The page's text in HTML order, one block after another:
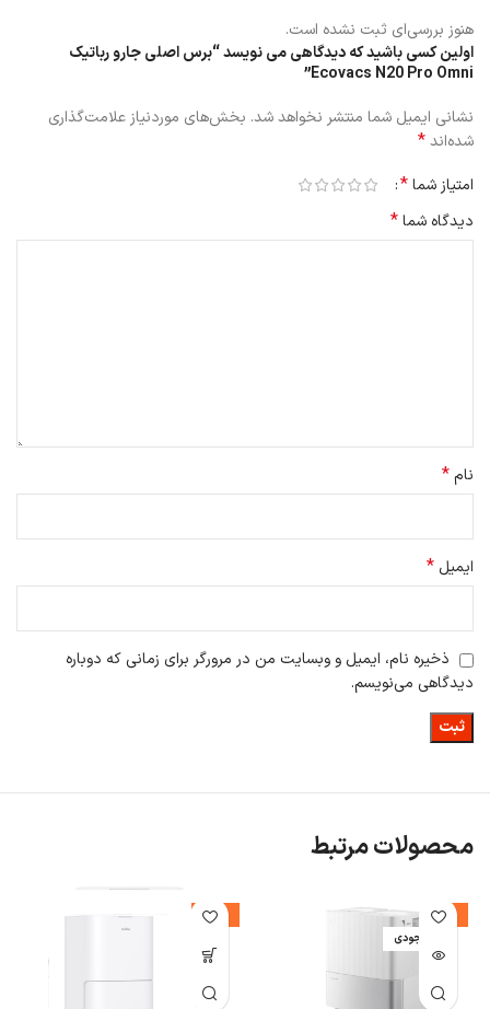
هنوز بررسی‌ای ثبت نشده است.
اولین کسی باشید که دیدگاهی می نویسد “برس اصلی جارو رباتیک
Ecovacs N20 Pro Omni”
نشانی ایمیل شما منتشر نخواهد شد. بخش‌های موردنیاز علامت‌گذاری
شده‌اند*
امتیاز شما*
دیدگاه شما*
نام*
ایمیل *
ذخیره نام، ایمیل و وبسایت من در مرورگر برای زمانی که دوباره
دیدگاهی می‌نویسم.
محصولات مرتبط
-7%
اتمام موجودی
-11%